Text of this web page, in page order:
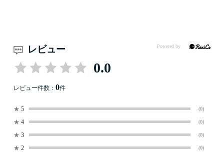
レビュー
0.0
レビュー件数： 0件
★ 5 (0)
★ 4 (0)
★ 3 (0)
★ 2 (0)